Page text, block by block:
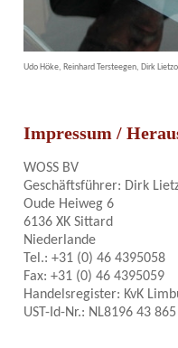
Udo Höke, Reinhard Tersteegen, Dirk
Impressum /
WOSS BV
Geschäftsführer: Dirk
Oude Heiweg 6
6136 XK Sittard
Niederlande
Tel.: +31 (0) 46 4395058
Fax: +31 (0) 46 4395059
Handelsregister: KvK
UST-Id-Nr.: NL8196 43